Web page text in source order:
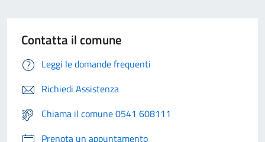
Contatta il comune
Leggi le domande frequenti
Richiedi Assistenza
Chiama il comune 0541 608111
Prenota un appuntamento